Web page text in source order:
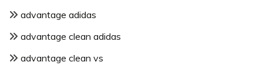
advantage adidas
advantage clean adidas
advantage clean vs